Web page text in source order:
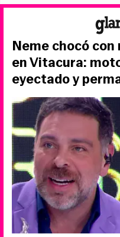
Neme chocó
en Vitacura:
eyectado y